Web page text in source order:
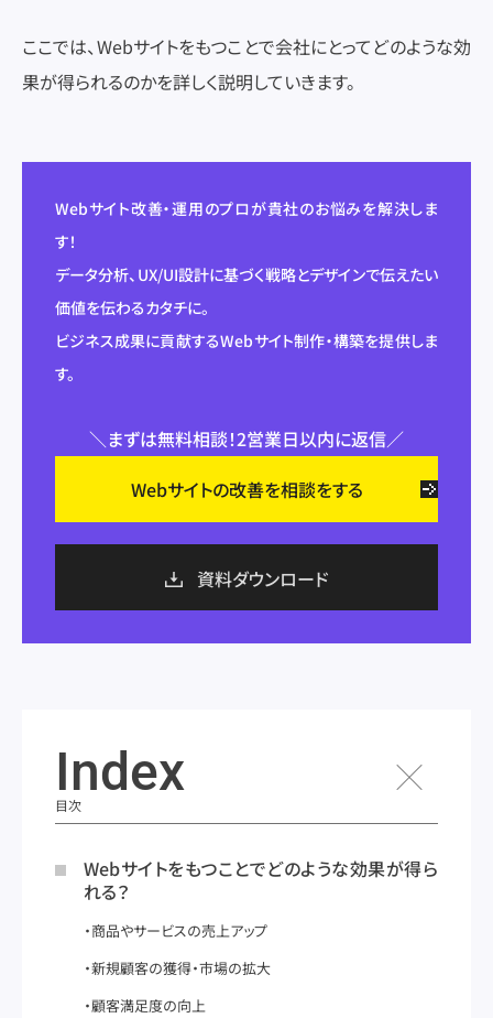
ここでは、Webサイトをもつことで会社にとってどのような効
果が得られるのかを詳しく説明していきます。
Webサイト改善・運用のプロが貴社のお悩みを解決しま
す！
データ分析、UX/UI設計に基づく戦略とデザインで伝えたい
価値を伝わるカタチに。
ビジネス成果に貢献するWebサイト制作・構築を提供しま
す。
＼まずは無料相談！2営業日以内に返信／
Webサイトの改善を相談をする
資料ダウンロード
Index
目次
Webサイトをもつことでどのような効果が得ら
れる？
商品やサービスの売上アップ
新規顧客の獲得・市場の拡大
顧客満足度の向上